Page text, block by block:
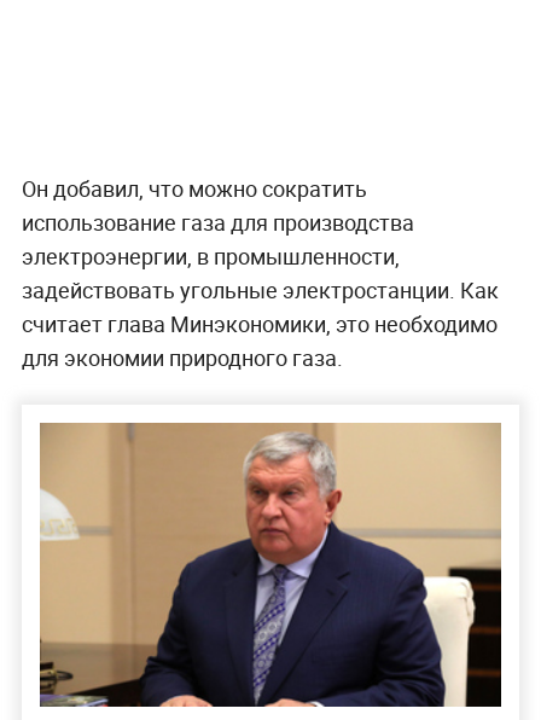
Он добавил, что можно сократить
использование газа для производства
электроэнергии, в промышленности,
задействовать угольные электростанции. Как
считает глава Минэкономики, это необходимо
для экономии природного газа.